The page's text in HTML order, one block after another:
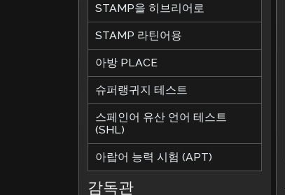
STAMP을 히브리어로
STAMP 라틴어용
아방 PLACE
슈퍼랭귀지 테스트
스페인어 유산 언어 테스트
(SHL)
아랍어 능력 시험 (APT)
감독관